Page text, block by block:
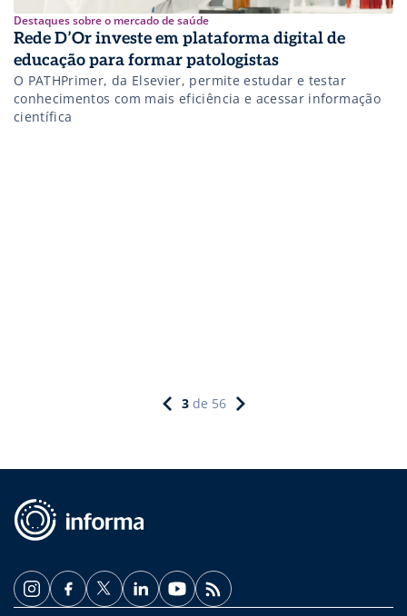
Destaques sobre o mercado de saúde
Rede D’Or investe em plataforma digital de
educação para formar patologistas
O PATHPrimer, da Elsevier, permite estudar e testar
conhecimentos com mais eficiência e acessar informação
científica
3 de 56